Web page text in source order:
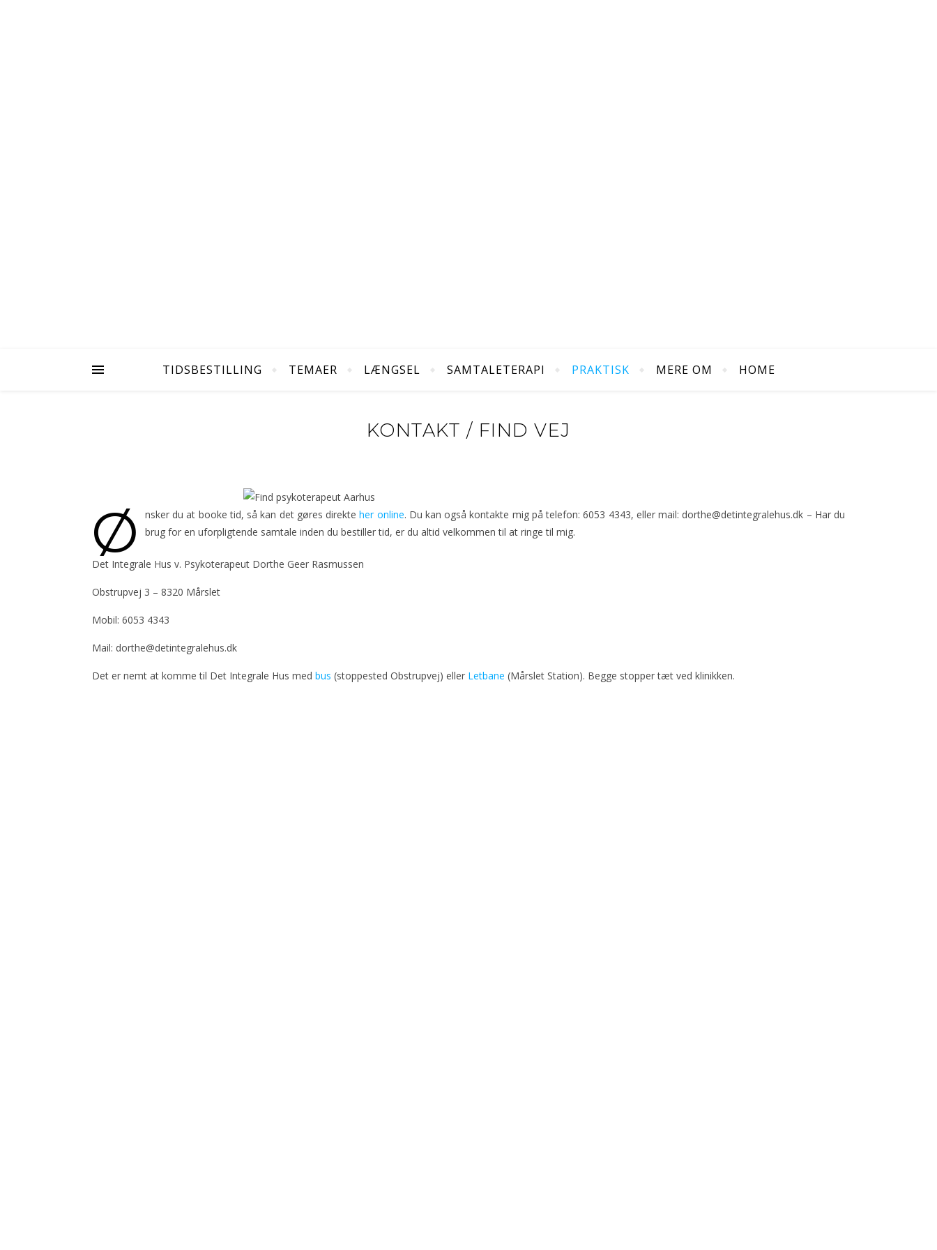
TIDSBESTILLING TEMAER LÆNGSEL SAMTALETERAPI PRAKTISK MERE OM HOME
KONTAKT / FIND VEJ
Ø nsker du at booke tid, så kan det gøres direkteher online. Du kan også kontakte mig på telefon: 6053 4343, eller mail: dorthe@detintegralehus.dk – Har du
brug for en uforpligtende samtale inden du bestiller tid, er du altid velkommen til at ringe til mig.
Det Integrale Hus v. Psykoterapeut Dorthe Geer Rasmussen
Obstrupvej 3 – 8320 Mårslet
Mobil: 6053 4343
Mail: dorthe@detintegralehus.dk
Det er nemt at komme til Det Integrale Hus med bus (stoppested Obstrupvej) eller Letbane (Mårslet Station). Begge stopper tæt ved klinikken.